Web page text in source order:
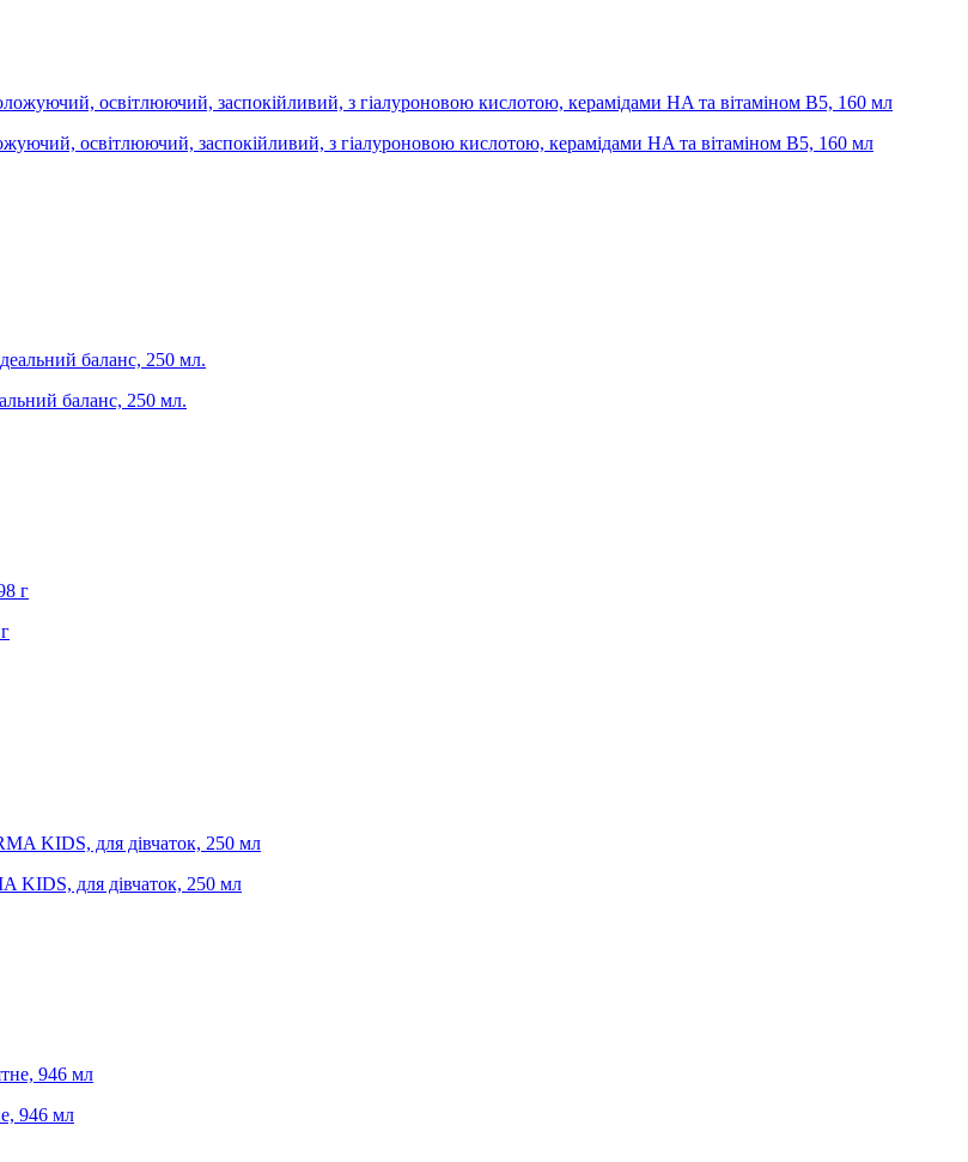
освітлюючий, заспокійливий, з гіалуроновою кислотою, керамідами HA та вітаміном B5, 160 мл
баланс, 250 мл.
KIDS, для дівчаток, 250 мл
946 мл